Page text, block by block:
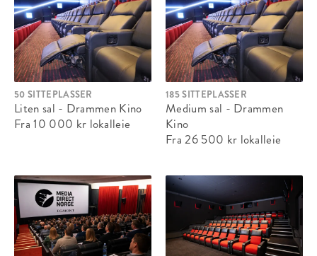
50 SITTEPLASSER
Liten sal - Drammen Kino
Fra 10 000 kr lokalleie
185 SITTEPLASSER
Medium sal - Drammen
Kino
Fra 26 500 kr lokalleie